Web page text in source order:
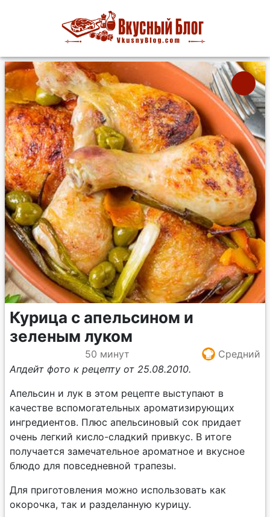
Курица с апельсином и
зеленым луком
50 минут
Средний
Апдейт фото к рецепту от 25.08.2010.
Апельсин и лук в этом рецепте выступают в
качестве вспомогательных ароматизирующих
ингредиентов. Плюс апельсиновый сок придает
очень легкий кисло-сладкий привкус. В итоге
получается замечательное ароматное и вкусное
блюдо для повседневной трапезы.
Для приготовления можно использовать как
окорочка, так и разделанную курицу.